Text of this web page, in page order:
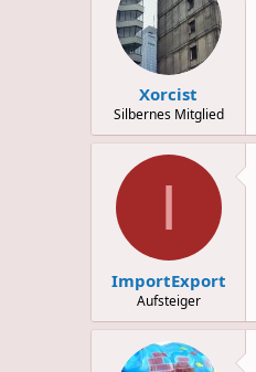
Xorcist
Silbernes Mitglied
I
ImportExport
Aufsteiger